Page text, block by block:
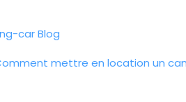
carBlog
mettre en location un